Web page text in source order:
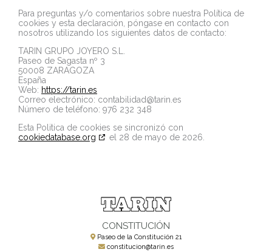
Para preguntas y/o comentarios sobre nuestra Política de
cookies y esta declaración, póngase en contacto con
nosotros utilizando los siguientes datos de contacto:
TARIN GRUPO JOYERO S.L.
Paseo de Sagasta nº 3
50008 ZARAGOZA
España
Web: https://tarin.es
Correo electrónico: contabilidad@tarin.es
Número de teléfono: 976 232 348
Esta Politica de cookies se sincronizó con
cookiedatabase.org
el 28 de mayo de 2026.
CONSTITUCIÓN
Paseo de la Constitución 21
constitucion@tarin.es